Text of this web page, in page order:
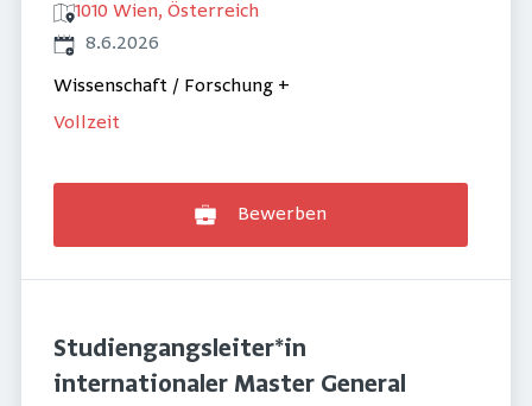
1010 Wien, Österreich
Veröffentlicht
8.6.2026
Wissenschaft / Forschung +
Vollzeit
Bewerben
Studiengangsleiter*in
internationaler Master General